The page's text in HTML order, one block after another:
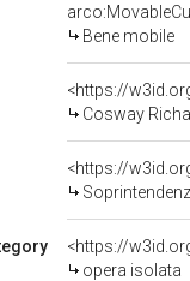
Bene mobile
<https://
Cosway
<https://
Soprintendenza per i
<https://
opera isolata